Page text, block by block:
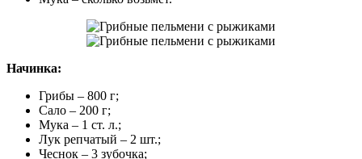
Начинка:
Грибы – 800 г;
Сало – 200 г;
Мука – 1 ст. л.;
Лук репчатый – 2 шт.;
Чеснок – 3 зубочка;